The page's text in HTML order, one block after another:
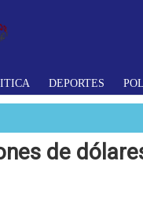
DEPORTES
de